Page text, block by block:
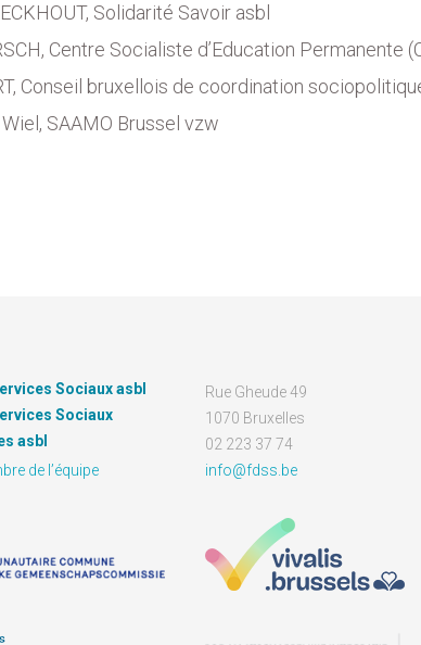
Solidarité Savoir asbl
Centre Socialiste d’Education Permanente
Conseil bruxellois de coordination
SAAMO Brussel vzw
Sociaux asbl
Sociaux
asbl
de l’équipe
Rue Gheude 49
1070 Bruxelles
02 223 37 74
info@fdss.be